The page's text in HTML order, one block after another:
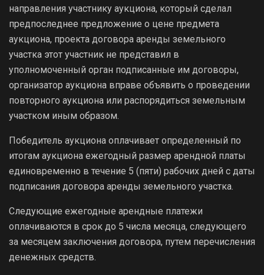
направления участнику аукциона, который сделал
предпоследнее предложение о цене предмета
аукциона, проекта договора аренды земельного
участка этот участник не представил в
уполномоченный орган подписанные им договоры,
организатор аукциона вправе объявить о проведении
повторного аукциона или распорядиться земельным
участком иным образом.
Победитель аукциона оплачивает определенный по
итогам аукциона ежегодный размер арендной платы
единовременно в течение 5 (пяти) рабочих дней с даты
подписания договора аренды земельного участка.
Следующие ежегодные арендные платежи
оплачиваются в срок до 5 числа месяца, следующего
за месяцем заключения договора, путем перечисления
денежных средств.